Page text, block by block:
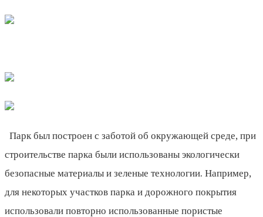
Парк был построен с заботой об окружающей среде, при
строительстве парка были использованы экологически
безопасные материалы и зеленые технологии. Например,
для некоторых участков парка и дорожного покрытия
использовали повторно использованные пористые